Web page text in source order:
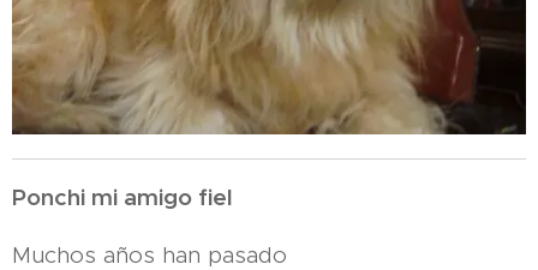
Ponchi mi amigo fiel
Muchos años han pasado